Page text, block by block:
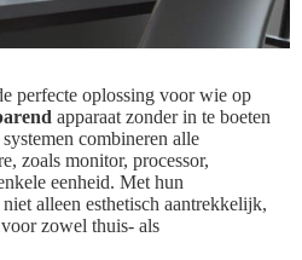
perfecte oplossing voor wie op
apparaat zonder in te boeten
combineren alle
zoals monitor, processor,
eenheid. Met hun
alleen esthetisch aantrekkelijk,
zowel thuis- als